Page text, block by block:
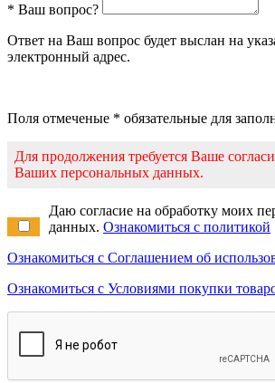
* Ваш вопрос?
Ответ на Ваш вопрос будет выслан на
электронный адрес.
Поля отмеченые * обязательные для
Для продолжения требуется Ваше
Ваших персональных данных.
Даю согласие на обработку моих
данных. Ознакомиться с политикой
Ознакомиться с Соглашением об
Ознакомиться с Условиями покупки